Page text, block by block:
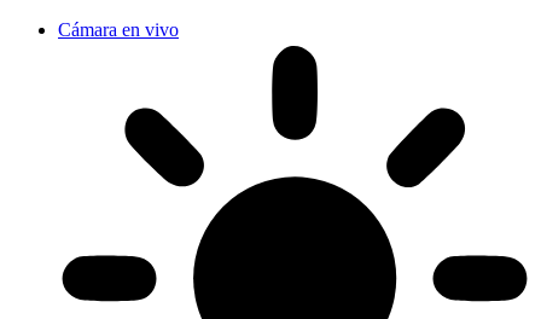
Cámara en vivo